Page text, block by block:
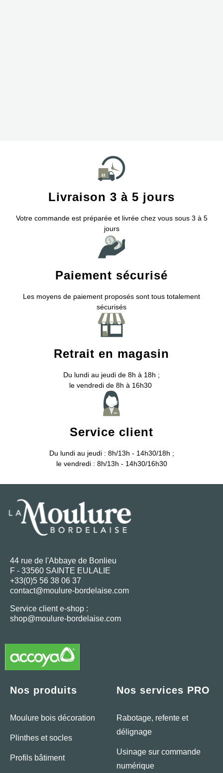
Livraison 3 à 5 jours
Votre commande est préparée et livrée chez vous sous 3 à 5
jours
Paiement sécurisé
Les moyens de paiement proposés sont tous totalement
sécurisés
Retrait en magasin
Du lundi au jeudi de 8h à 18h ;
le vendredi de 8h à 16h30
Service client
Du lundi au jeudi : 8h/13h - 14h30/18h ;
le vendredi : 8h/13h - 14h30/16h30
44 rue de l'Abbaye de Bonlieu
F - 33560 SAINTE EULALIE
+33(0)5 56 38 06 37
contact@moulure-bordelaise.com
Service client e-shop :
shop@moulure-bordelaise.com
Nos produits
Moulure bois décoration
Plinthes et socles
Profils bâtiment
Nos services PRO
Rabotage, refente et
délignage
Usinage sur commande
numérique